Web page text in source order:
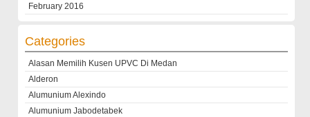
February 2016
Categories
Alasan Memilih Kusen UPVC Di Medan
Alderon
Alumunium Alexindo
Alumunium Jabodetabek